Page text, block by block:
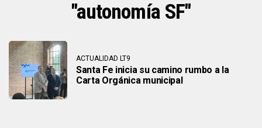
"autonomía SF"
ACTUALIDAD LT9
Santa Fe inicia su camino rumbo a la
Carta Orgánica municipal